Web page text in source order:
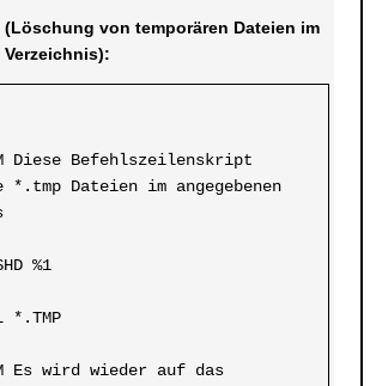
von temporären Dateien im
Dateien im angegebenen
%1
*.TMP